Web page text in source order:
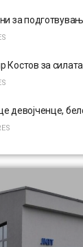
за
Костов за
девојченце,